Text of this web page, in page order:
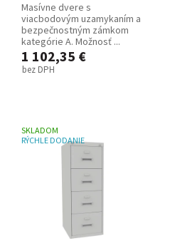
Masívne dvere s
viacbodovým uzamykaním a
bezpečnostným zámkom
kategórie A. Možnosť ...
1 102,35 €
bez DPH
SKLADOM
RÝCHLE DODANIE